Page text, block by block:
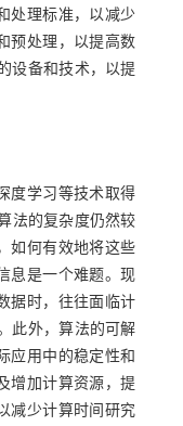
处理标准，以减少
预处理，以提高数
设备和技术，以提
度学习等技术取得
法的复杂度仍然较
如何有效地将这些
息是一个难题。现
据时，往往面临计
此外，算法的可解
应用中的稳定性和
增加计算资源，提
减少计算时间研究